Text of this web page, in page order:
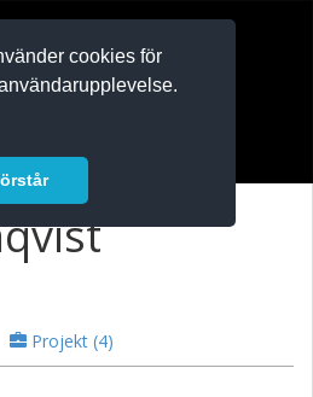
cookies för
Projekt (4)